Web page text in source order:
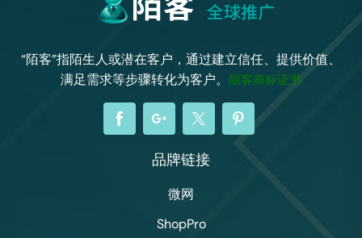
“陌客”指陌生人或潜在客户，通过建立信任、提供价值、
满足需求等步骤转化为客户。 陌客商标证书
品牌链接
微网
ShopPro